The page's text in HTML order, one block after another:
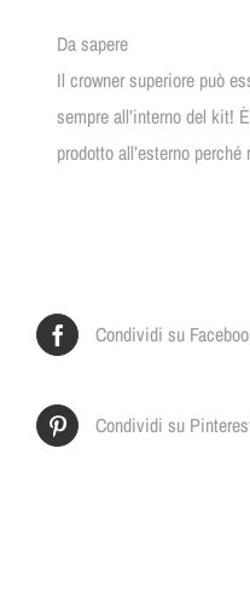
Da sapere
Il crowner superiore può
sempre all’interno del kit!
prodotto all’esterno
Condividi su
Condividi su